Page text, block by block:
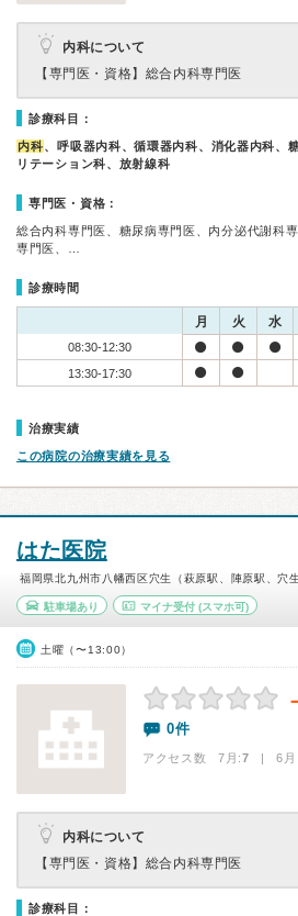
内科について
【専門医・資格】 総合内科専門医
診療科目：
内科、呼吸器内科、循環器内科、消化器内科、
リテーション科、放射線科
専門医・資格：
総合内科専門医、糖尿病専門医、内分泌代謝科
専門医、…
診療時間
月 火 水
08:30-12:30
13:30-17:30
治療実績
この病院の治療実績を見る
はた医院
福岡県北九州市八幡西区穴生（萩原駅、陣原駅、穴生
駐車場あり マイナ受付(スマホ可)
土曜（〜13:00）
0件
アクセス数 7月:7 | 6月
内科について
【専門医・資格】 総合内科専門医
診療科目：